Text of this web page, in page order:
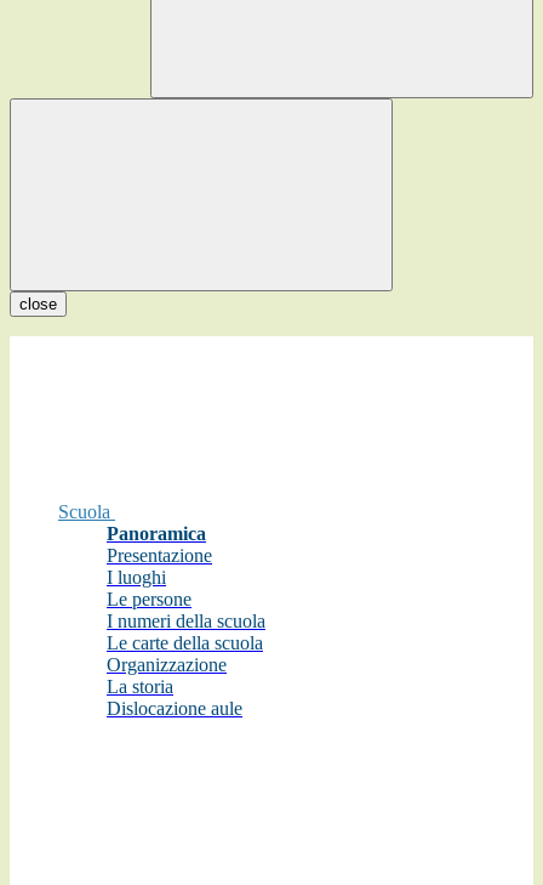
close
Scuola
Panoramica
Presentazione
I luoghi
Le persone
I numeri della scuola
Le carte della scuola
Organizzazione
La storia
Dislocazione aule